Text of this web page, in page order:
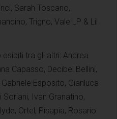
Sarah Toscano,
Trigno, Vale LP & Lil
tra gli altri: Andrea
Capasso, Decibel Bellini,
Esposito, Gianluca
Soriani, Ivan Granatino,
Ortel, Pisapia, Rosario